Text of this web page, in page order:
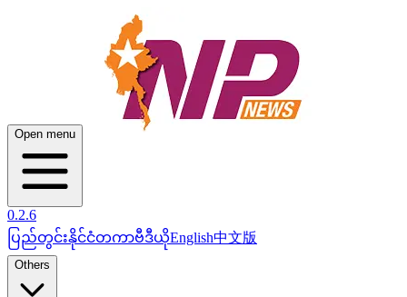
Open menu
0.2.6
ပြည်တွင်းနိုင်ငံတကာဗီဒီယိုEnglish中文版
Others